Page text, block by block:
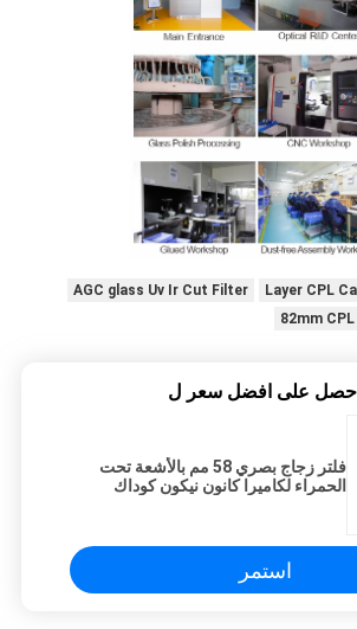
AGC glass Uv Ir Cut Filter
82mm
احصل على افضل سعر ل
فلتر زجاج بصري 58 مم بالأشعة تحت
الحمراء لكاميرا كانون نيكون كوداك
استمر